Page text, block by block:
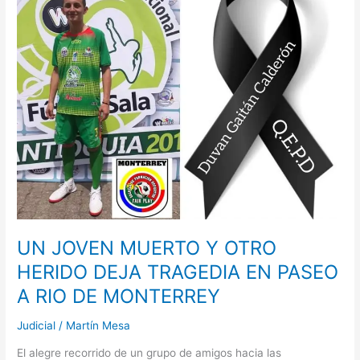
UN JOVEN MUERTO Y OTRO
HERIDO DEJA TRAGEDIA EN PASEO
A RIO DE MONTERREY
Judicial / Martín Mesa
El alegre recorrido de un grupo de amigos hacia las
Y
OTRO
HERIDO
DEJA
TRAGEDIA
EN
PASEO
A
RIO
DE
MONTERREY